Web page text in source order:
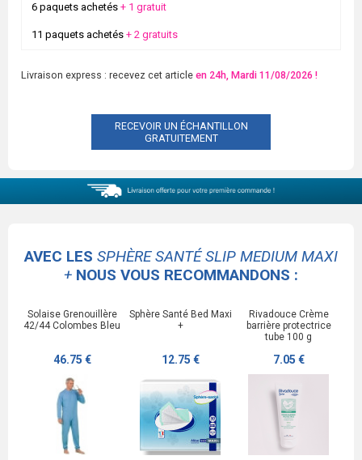
6 paquets achetés + 1 gratuit
11 paquets achetés + 2 gratuits
Livraison express : recevez cet article en 24h, Mardi 11/08/2026 !
RECEVOIR UN ÉCHANTILLON
GRATUITEMENT
AVEC LES SPHÈRE SANTÉ SLIP MEDIUM MAXI
+ NOUS VOUS RECOMMANDONS :
Solaise Grenouillère
42/44 Colombes Bleu
46.75 €
Sphère Santé Bed Maxi
+
12.75 €
Rivadouce Crème
barrière protectrice
tube 100 g
7.05 €